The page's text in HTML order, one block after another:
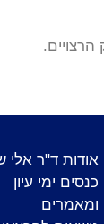
הרצויים.
אודות ד"ר אלי
כנסים ימי עיון
ומאמרים